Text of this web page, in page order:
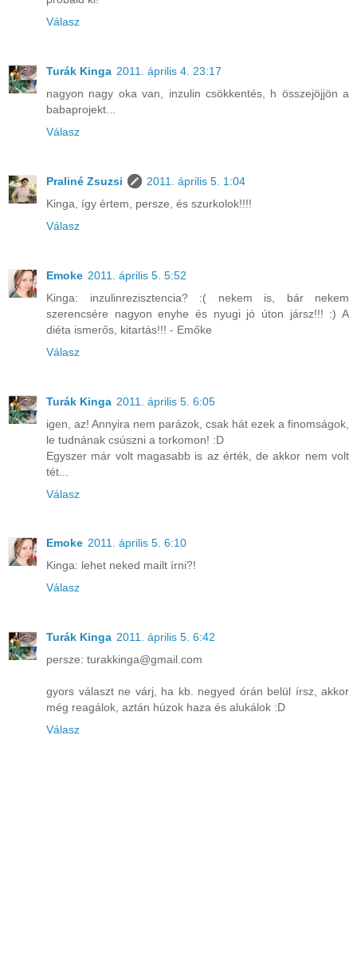
Válasz
Turák Kinga 2011. április 4. 23:17
nagyon nagy oka van, inzulin csökkentés, h összejöjjön a
babaprojekt...
Válasz
Praliné Zsuzsi
2011. április 5. 1:04
Kinga, így értem, persze, és szurkolok!!!!
Válasz
Emoke 2011. április 5. 5:52
Kinga: inzulinrezisztencia? :( nekem is, bár nekem
szerencsére nagyon enyhe és nyugi jó úton jársz!!! :) A
diéta ismerős, kitartás!!! - Emőke
Válasz
Turák Kinga 2011. április 5. 6:05
igen, az! Annyira nem parázok, csak hát ezek a finomságok,
le tudnának csúszni a torkomon! :D
Egyszer már volt magasabb is az érték, de akkor nem volt
tét...
Válasz
Emoke 2011. április 5. 6:10
Kinga: lehet neked mailt írni?!
Válasz
Turák Kinga 2011. április 5. 6:42
persze: turakkinga@gmail.com
gyors választ ne várj, ha kb. negyed órán belül írsz, akkor
még reagálok, aztán húzok haza és alukálok :D
Válasz